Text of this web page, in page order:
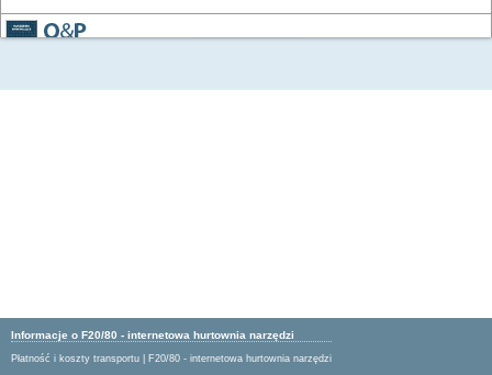
Artykuły BHP 24/25
/12
Informacje o F20/80 - internetowa hurtownia narzędzi
Płatność i koszty transportu F20/80 - internetowa hurtownia narzędzi